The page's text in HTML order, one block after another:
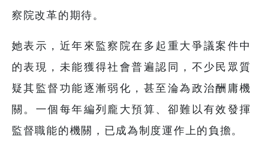
察院改革的期待。
她表示，近年來監察院在多起重大爭議案件中
的表現，未能獲得社會普遍認同，不少民眾質
疑其監督功能逐漸弱化，甚至淪為政治酬庸機
關。一個每年編列龐大預算、卻難以有效發揮
監督職能的機關，已成為制度運作上的負擔。